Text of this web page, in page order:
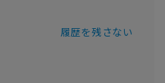
履歴を残さない